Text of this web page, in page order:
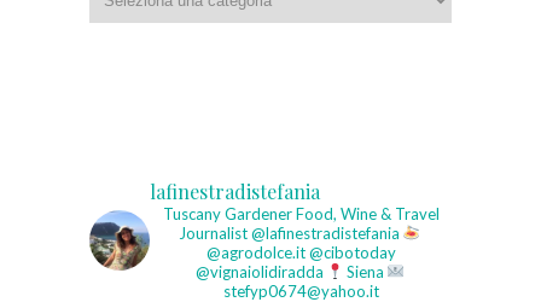
lafinestradistefania
Tuscany GardenerFood, Wine & Travel
Journalist@lafinestradistefania
@agrodolce.it @cibotoday
@vignaiolidiradda
Siena
stefyp0674@yahoo.it